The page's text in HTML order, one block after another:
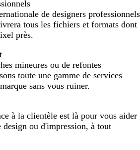
de designers professionnels
tous les fichiers et formats dont
près.
mineures ou de refontes
toute une gamme de services
sans vous ruiner.
à la clientèle est là pour vous aider
design ou d'impression, à tout